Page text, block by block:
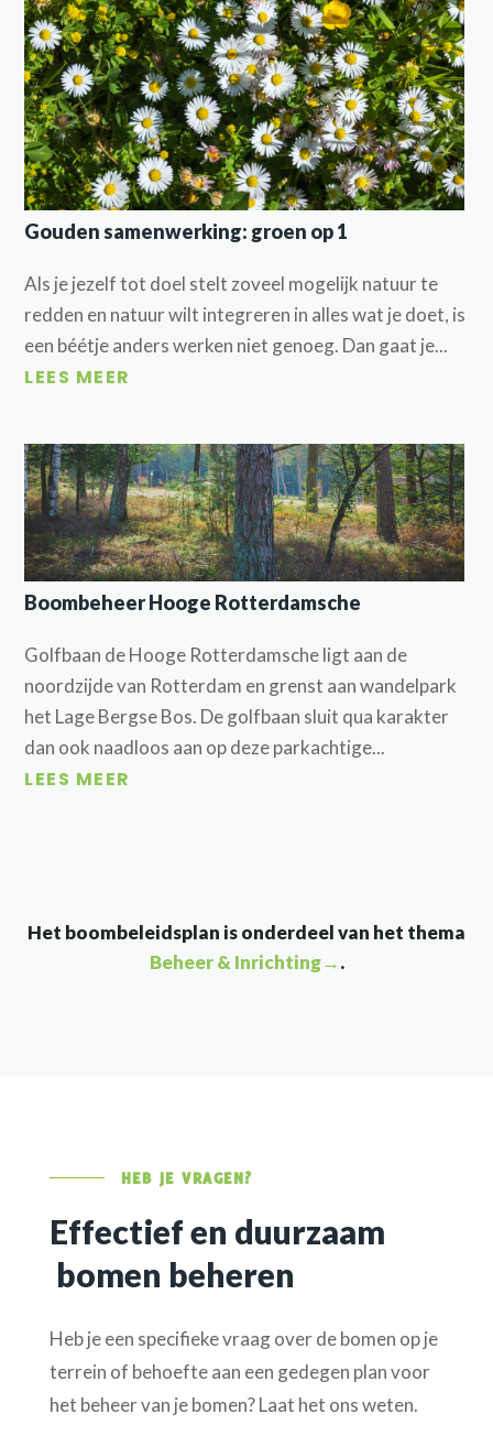
Gouden samenwerking: groen op 1
Als je jezelf tot doel stelt zoveel mogelijk natuur te
redden en natuur wilt integreren in alles wat je doet, is
een béétje anders werken niet genoeg. Dan gaat je...
LEES MEER
Boombeheer Hooge Rotterdamsche
Golfbaan de Hooge Rotterdamsche ligt aan de
noordzijde van Rotterdam en grenst aan wandelpark
het Lage Bergse Bos. De golfbaan sluit qua karakter
dan ook naadloos aan op deze parkachtige...
LEES MEER
Het boombeleidsplan is onderdeel van het thema
Beheer & Inrichting→.
HEB JE VRAGEN?
Effectief en duurzaam
bomen beheren
Heb je een specifieke vraag over de bomen op je
terrein of behoefte aan een gedegen plan voor
het beheer van je bomen? Laat het ons weten.